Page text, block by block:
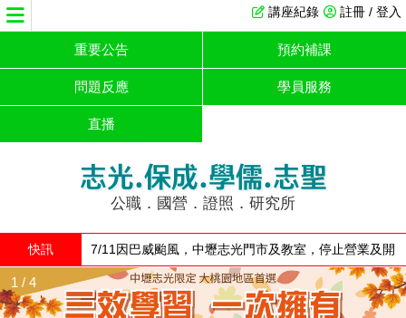
註冊 / 登入
講座紀錄
重要公告 預約補課
問題反應 學員服務
直播
志光.保成.學儒.志聖
公職．國營．證照．研究所
快訊 7/11因巴威颱風，中壢志光門市及教室，停止營業及開
放
1 / 4